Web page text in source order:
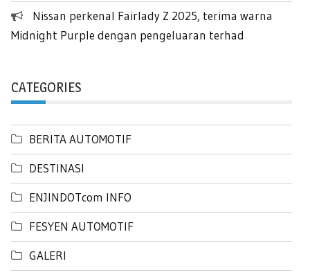
Nissan perkenal Fairlady Z 2025, terima warna
Midnight Purple dengan pengeluaran terhad
CATEGORIES
BERITA AUTOMOTIF
DESTINASI
ENJINDOTcom INFO
FESYEN AUTOMOTIF
GALERI